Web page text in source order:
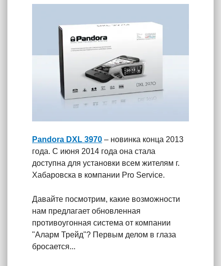
Pandora DXL 3970 – новинка конца 2013
года. С июня 2014 года она стала
доступна для установки всем жителям г.
Хабаровска в компании Pro Service.
Давайте посмотрим, какие возможности
нам предлагает обновленная
противоугонная система от компании
"Аларм Трейд"? Первым делом в глаза
бросается...